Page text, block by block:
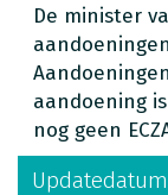
De minister
aandoening
nog geen
Updatedatum